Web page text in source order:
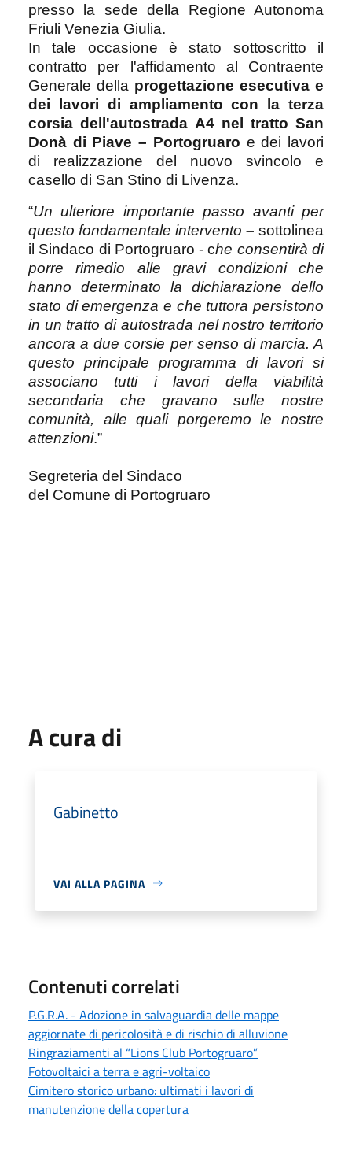
presso la sede della Regione Autonoma
Friuli Venezia Giulia.
In tale occasione è stato sottoscritto il
contratto per l'affidamento al Contraente
Generale della progettazione esecutiva e
dei lavori di ampliamento con la terza
corsia dell'autostrada A4 nel tratto San
Donà di Piave – Portogruaro e dei lavori
di realizzazione del nuovo svincolo e
casello di San Stino di Livenza.
“Un ulteriore importante passo avanti per
questo fondamentale intervento – sottolinea
il Sindaco di Portogruaro - che consentirà di
porre rimedio alle gravi condizioni che
hanno determinato la dichiarazione dello
stato di emergenza e che tuttora persistono
in un tratto di autostrada nel nostro territorio
ancora a due corsie per senso di marcia. A
questo principale programma di lavori si
associano tutti i lavori della viabilità
secondaria che gravano sulle nostre
comunità, alle quali porgeremo le nostre
attenzioni.”
Segreteria del Sindaco
del Comune di Portogruaro
A cura di
Gabinetto
VAI ALLA PAGINA
Contenuti correlati
P.G.R.A. - Adozione in salvaguardia delle mappe
aggiornate di pericolosità e di rischio di alluvione
Ringraziamenti al “Lions Club Portogruaro”
Fotovoltaici a terra e agri-voltaico
Cimitero storico urbano: ultimati i lavori di
manutenzione della copertura